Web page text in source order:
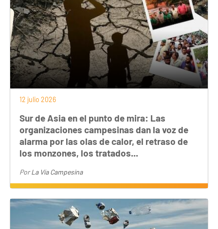
12 julio 2026
Sur de Asia en el punto de mira: Las
organizaciones campesinas dan la voz de
alarma por las olas de calor, el retraso de
los monzones, los tratados...
PorLa Vía Campesina